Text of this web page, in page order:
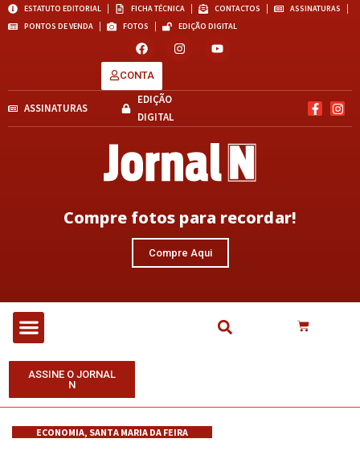
ESTATUTO EDITORIAL FICHA TÉCNICA CONTACTOS
ASSINATURAS
PONTOS DE VENDA
FOTOS EDIÇÃO DIGITAL
CONTA
ASSINATURAS
EDIÇÃO
DIGITAL
Compre fotos para recordar!
Compre Aqui
ASSINE O JORNAL
N
ECONOMIA, SANTA MARIA DA FEIRA